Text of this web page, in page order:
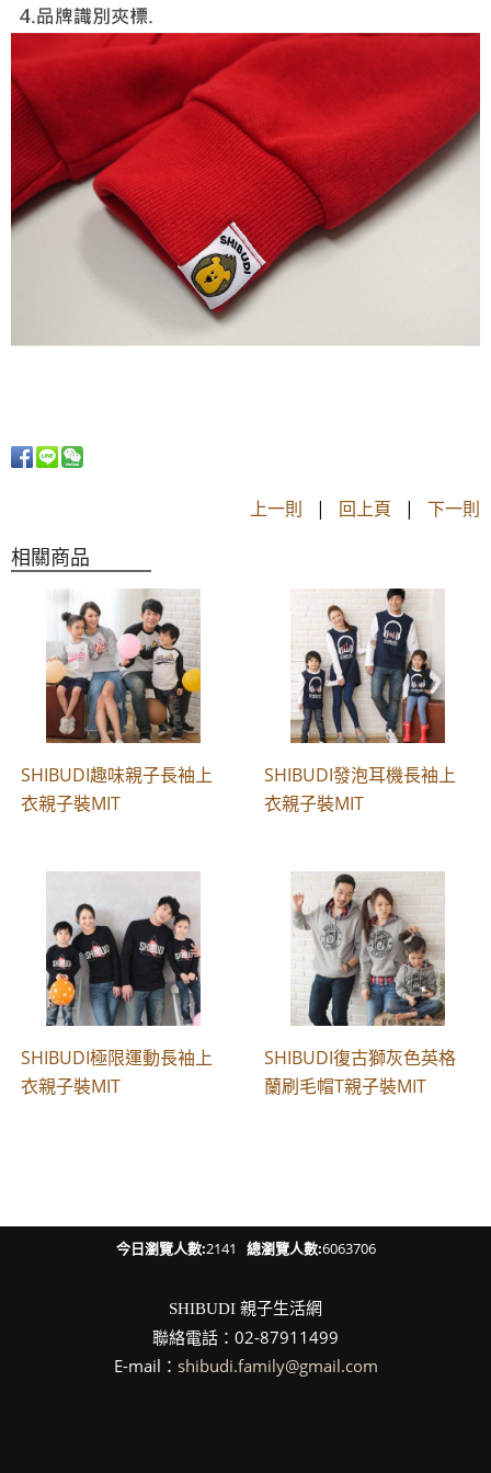
上一則 | 回上頁 | 下一則
相關商品
SHIBUDI趣味親子長袖上
衣親子裝MIT
SHIBUDI發泡耳機長袖上
衣親子裝MIT
SHIBUDI極限運動長袖上
衣親子裝MIT
SHIBUDI復古獅灰色英格
蘭刷毛帽T親子裝MIT
今日瀏覽人數:2141 總瀏覽人數:6063706
SHIBUDI 親子生活網
聯絡電話：02-87911499
E-mail： shibudi.family@gmail.com